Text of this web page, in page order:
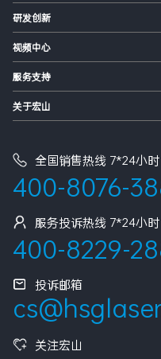
研发创新
视频中心
服务支持
关于宏山
全国销售热线 7*24小时
400-8076-
服务投诉热线 7*24小时
400-8229-
投诉邮箱
关注宏山